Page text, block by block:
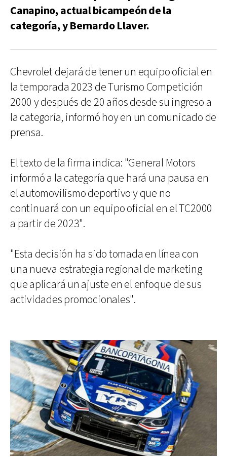
Canapino, actual bicampeón de la
categoría, y Bernardo Llaver.
Chevrolet dejará de tener un equipo oficial en
la temporada 2023 de Turismo Competición
2000 y después de 20 años desde su ingreso a
la categoría, informó hoy en un comunicado de
prensa.
El texto de la firma indica: "General Motors
informó a la categoría que hará una pausa en
el automovilismo deportivo y que no
continuará con un equipo oficial en el TC2000
a partir de 2023".
"Esta decisión ha sido tomada en línea con
una nueva estrategia regional de marketing
que aplicará un ajuste en el enfoque de sus
actividades promocionales".